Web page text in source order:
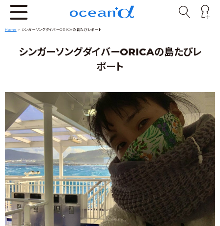
Home > シンガーソングダイバーORICAの島たびレポート
シンガーソングダイバーORICAの島たびレ
ポート